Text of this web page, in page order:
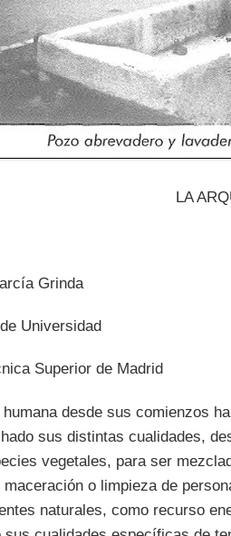
LA
Grinda
Universidad
Superior de Madrid
desde sus comienzos
sus distintas cualidades,
vegetales, para ser
o limpieza de
naturales, como recurso